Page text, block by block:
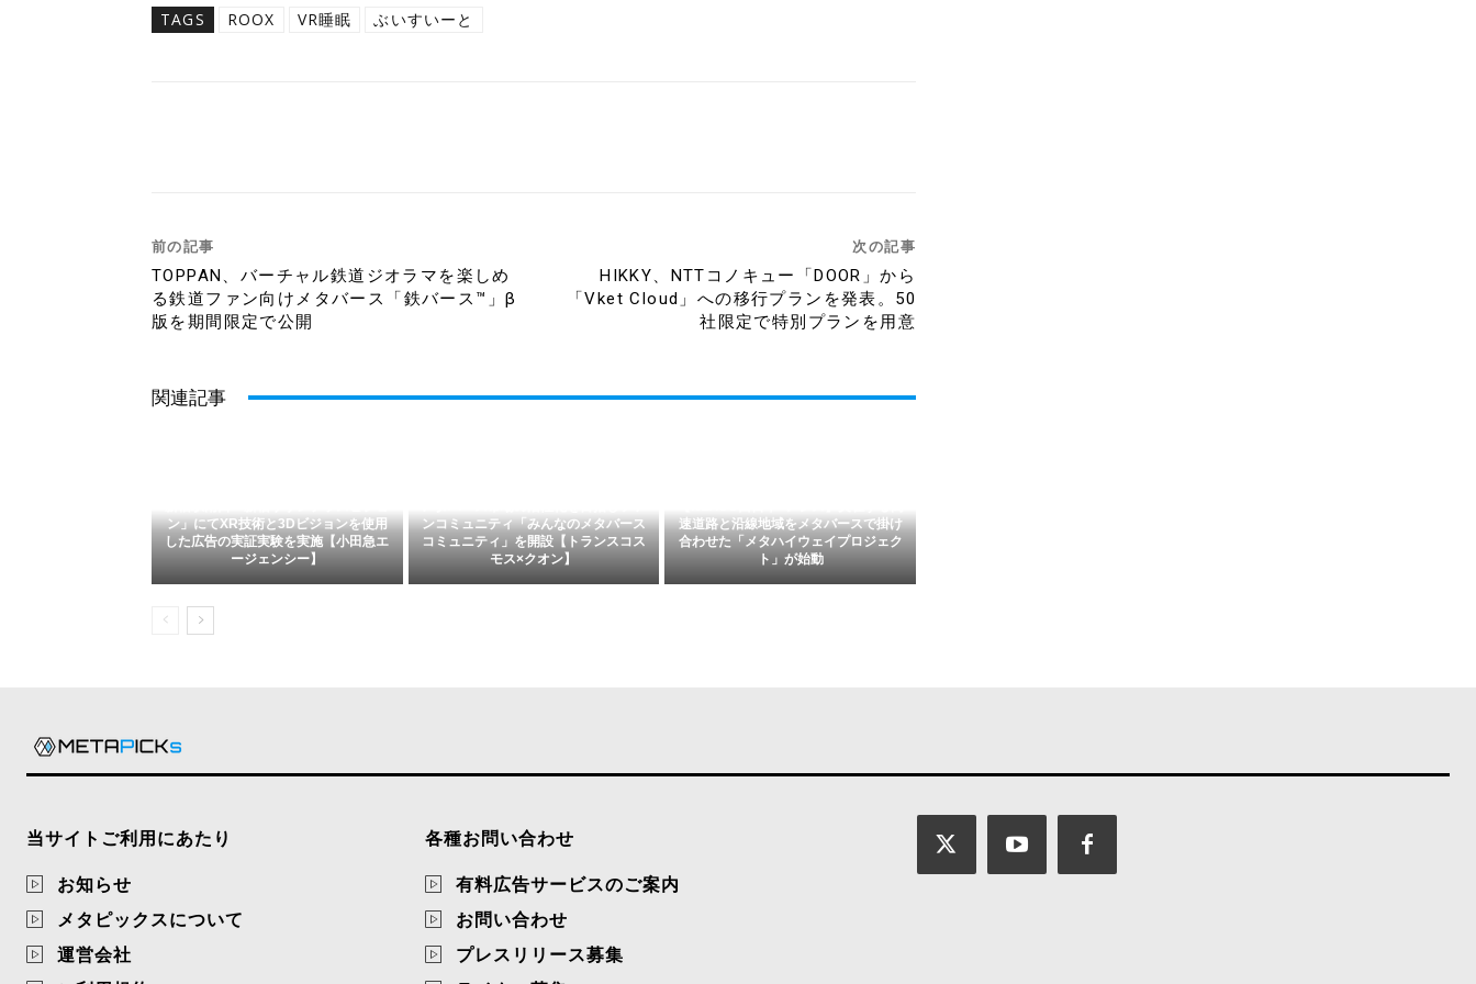
TAGS ROOX VR睡眠 ぶいすいーと
前の記事
TOPPAN、バーチャル鉄道ジオラマを楽しめ
る鉄道ファン向けメタバース「鉄バース™」β
版を期間限定で公開
次の記事
HIKKY、NTTコノキュー「DOOR」から
「Vket Cloud」への移行プランを発表。50
社限定で特別プランを用意
関連記事
ン」にてXR技術と3Dビジョンを使用
した広告の実証実験を実施【小田急エ
ージェンシー】
ンコミュニティ「みんなのメタバース
コミュニティ」を開設【トランスコス
モス×クオン】
速道路と沿線地域をメタバースで掛け
合わせた「メタハイウェイプロジェク
ト」が始動
当サイトご利用にあたり
お知らせ
メタピックスについて
運営会社
各種お問い合わせ
有料広告サービスのご案内
お問い合わせ
プレスリリース募集